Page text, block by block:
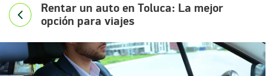
Rentar un auto en Toluca: La mejor
opción para viajes